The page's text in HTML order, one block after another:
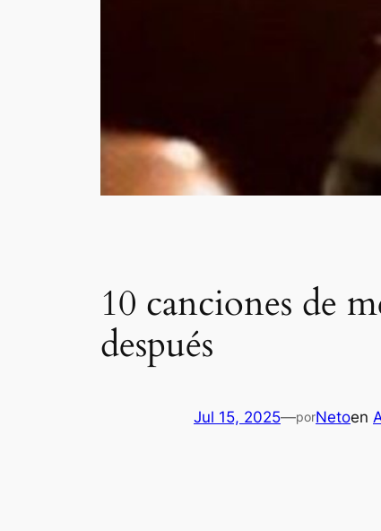
10 canciones de
después
Jul 15, 2025—porNetoen